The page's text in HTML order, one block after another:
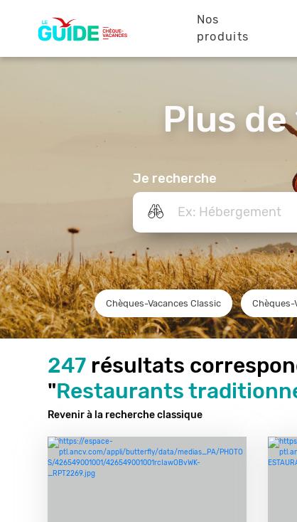
principale
Nos
produits
Plus
Je recherche
Chèques-Vacances Classic Chèques-
247 résultats
"Restaurants
Revenir à la recherche classique